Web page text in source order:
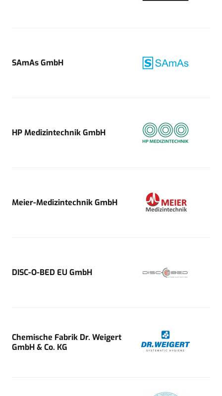
SAmAs GmbH
HP Medizintechnik GmbH
Meier-Medizintechnik GmbH
DISC-O-BED EU GmbH
Chemische Fabrik Dr. Weigert
GmbH & Co. KG